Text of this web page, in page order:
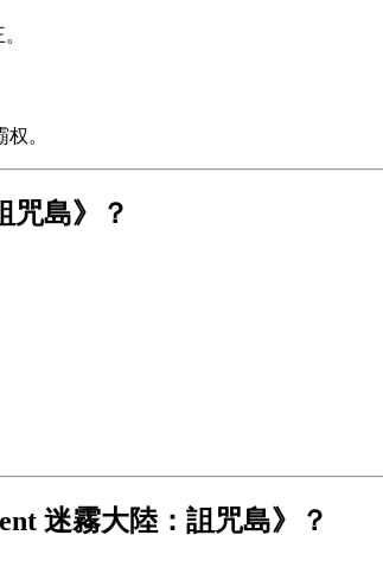
。
咒島》？
迷霧大陸：詛咒島》？